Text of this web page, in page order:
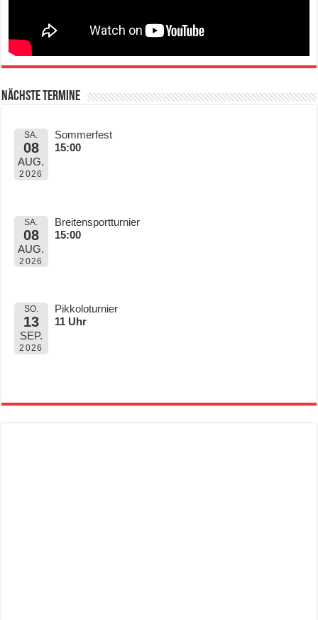
Nächste Termine
SA.
08
AUG.
2026
Sommerfest
15:00
SA.
08
AUG.
2026
Breitensportturnier
15:00
SO.
13
SEP.
2026
Pikkoloturnier
11 Uhr